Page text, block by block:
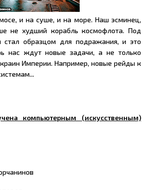
и на суше, и на море. Наш эсминец,
не худший корабль космофлота. Под
образцом для подражания, и это
нас ждут новые задачи, а не только
Империи. Например, новые рейды к
компьютерным (искусственным)